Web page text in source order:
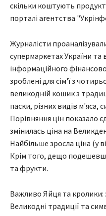
скільки коштують
порталі агентства
Журналісти
супермаркетах України та
інформаційного
зроблені для сім'ї з
великодній кошик з
паски, різних видів м'яса,
Порівняння цін показало
змінилась ціна на
Найбільше зросла ціна (у
Крім того, дещо
та фрукти.
Важливо Яйця та кролики:
Великодні традиції та